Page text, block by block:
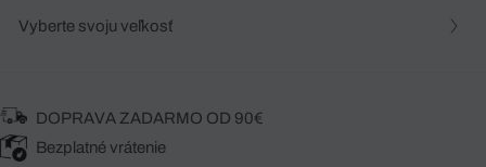
Vyberte svoju veľkosť
DOPRAVA ZADARMO OD 90€
Bezplatné vrátenie